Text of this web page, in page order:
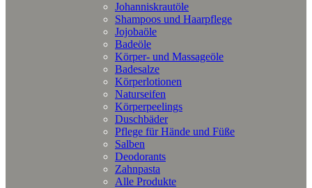
Johanniskrautöle
Shampoos und Haarpflege
Jojobaöle
Badeöle
Körper- und Massageöle
Badesalze
Körperlotionen
Naturseifen
Körperpeelings
Duschbäder
Pflege für Hände und Füße
Salben
Deodorants
Zahnpasta
Alle Produkte